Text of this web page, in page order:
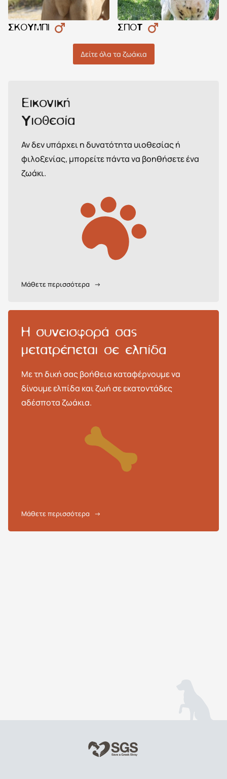
ΣΚΟΎΜΠΙ ΣΠΟΤ
Δείτε όλα τα ζωάκια
Εικονική
Υιοθεσία
Αν δεν υπάρχει η δυνατότητα υιοθεσίας ή
φιλοξενίας, μπορείτε πάντα να βοηθήσετε ένα
ζωάκι.
Μάθετε περισσότερα →
H συνεισφορά σας
μετατρέπεται σε ελπίδα
Με τη δική σας βοήθεια καταφέρνουμε να
δίνουμε ελπίδα και ζωή σε εκατοντάδες
αδέσποτα ζωάκια.
Μάθετε περισσότερα →